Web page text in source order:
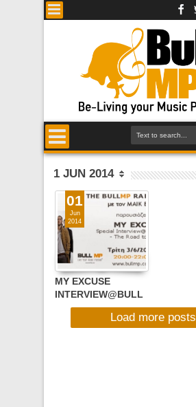
1 JUN 2014
MY EXCUSE
INTERVIEW@BULL
MP RADIO SHOW,
MORERADIO, ΤΡΙΤΗ
01
Jun
2014
Load more posts